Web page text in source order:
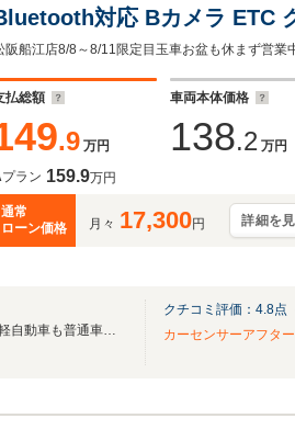
対応 Bカメラ ETC
ライト スマートキー プッ
正アルミホイール
払総額
.9 万円
車両本体価格
138.2 万円
プラン 159.9万円
通常
ローン価格
月々 17,300円 詳細を
リバティイオンタウン松阪船江店!!軽自動車も普通車も総在庫250台!!
クチコミ評価： 4.8点
カーセンサーアフタ